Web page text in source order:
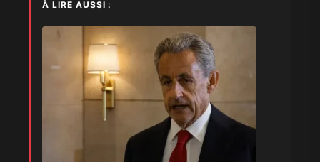
À LIRE AUSSI :